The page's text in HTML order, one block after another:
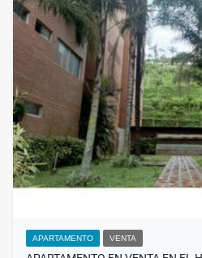
APARTAMENTO VENTA